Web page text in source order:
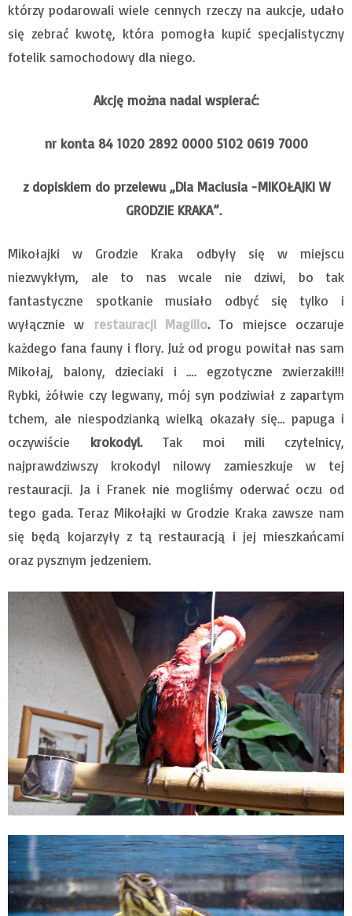
którzy podarowali wiele cennych rzeczy na aukcje, udało
się zebrać kwotę, która pomogła kupić specjalistyczny
fotelik samochodowy dla niego.
Akcję można nadal wspierać:
nr konta 84 1020 2892 0000 5102 0619 7000
z dopiskiem do przelewu „Dla Maciusia -MIKOŁAJKI W
GRODZIE KRAKA”.
Mikołajki w Grodzie Kraka odbyły się w miejscu
niezwykłym, ale to nas wcale nie dziwi, bo tak
fantastyczne spotkanie musiało odbyć się tylko i
wyłącznie w restauracji Magillo.To miejsce oczaruje
każdego fana fauny i flory. Już od progu powitał nas sam
Mikołaj, balony, dzieciaki i …. egzotyczne zwierzaki!!!
Rybki, żółwie czy legwany, mój syn podziwiał z zapartym
tchem, ale niespodzianką wielką okazały się… papuga i
oczywiście krokodyl.Tak moi mili czytelnicy,
najprawdziwszy krokodyl nilowy zamieszkuje w tej
restauracji. Ja i Franek nie mogliśmy oderwać oczu od
tego gada. Teraz Mikołajki w Grodzie Kraka zawsze nam
się będą kojarzyły z tą restauracją i jej mieszkańcami
oraz pysznym jedzeniem.